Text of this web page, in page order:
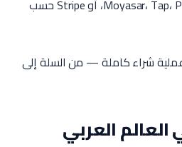
ربط بوابة دفع: Moyasar، Tap، PayTabs، أو Stripe حسب
عملية شراء كاملة — من السلة إلى
العالم العربي